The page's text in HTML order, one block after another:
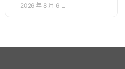
2026 年 8 月 6 日